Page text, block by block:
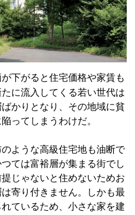
下がると住宅価格や家賃も
に流入してくる若い世代は
かりとなり、その地域に貧
ってしまうわけだ。
のような高級住宅地も油断で
ては富裕層が集まる街でし
じゃないと住めないためお
寄り付きません。しかも最
ているため、小さな家を建